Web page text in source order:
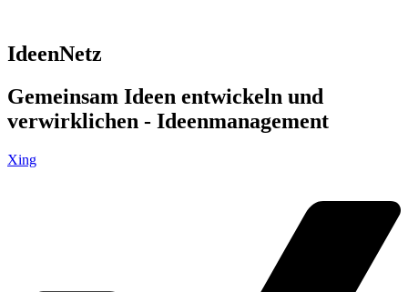
IdeenNetz
Gemeinsam Ideen entwickeln und
verwirklichen - Ideenmanagement
Xing